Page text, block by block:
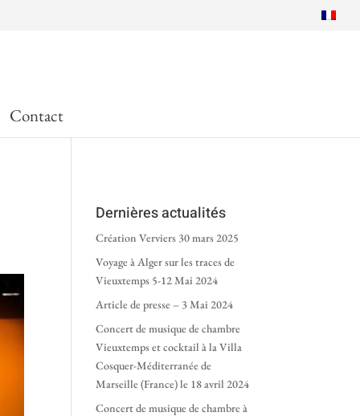
Contact
Dernières actualités
Création Verviers 30 mars 2025
Voyage à Alger sur les traces de
Vieuxtemps 5-12 Mai 2024
Article de presse – 3 Mai 2024
Concert de musique de chambre
Vieuxtemps et cocktail à la Villa
Cosquer-Méditerranée de
Marseille (France) le 18 avril 2024
Concert de musique de chambre à